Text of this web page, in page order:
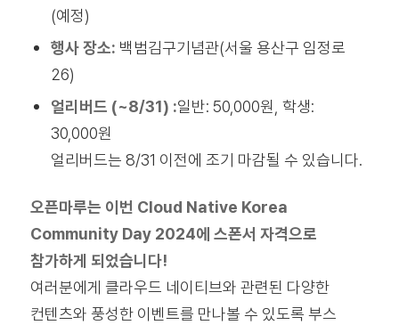
(예정)
행사 장소: 백범김구기념관(서울 용산구 임정로
26)
얼리버드 (~8/31) :일반: 50,000원, 학생:
30,000원
얼리버드는 8/31 이전에 조기 마감될 수 있습니다.
오픈마루는 이번 Cloud Native Korea
Community Day 2024에 스폰서 자격으로
참가하게 되었습니다!
여러분에게 클라우드 네이티브와 관련된 다양한
컨텐츠와 풍성한 이벤트를 만나볼 수 있도록 부스